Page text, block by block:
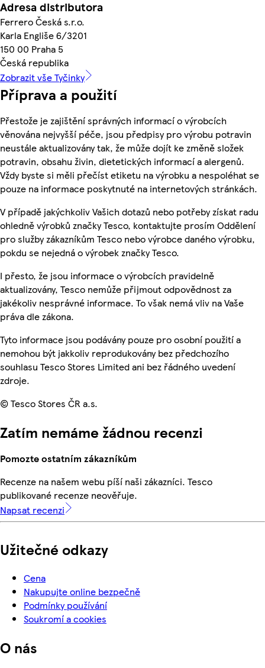
Adresa distributora
Ferrero Česká s.r.o.
Karla Engliše 6/3201
150 00 Praha 5
Česká republika
Zobrazit vše Tyčinky
Příprava a použití
Přestože je zajištění správných informací o výrobcích
věnována nejvyšší péče, jsou předpisy pro výrobu potravin
neustále aktualizovány tak, že může dojít ke změně složek
potravin, obsahu živin, dietetických informací a alergenů.
Vždy byste si měli přečíst etiketu na výrobku a nespoléhat se
pouze na informace poskytnuté na internetových stránkách.
V případě jakýchkoliv Vašich dotazů nebo potřeby získat radu
ohledně výrobků značky Tesco, kontaktujte prosím Oddělení
pro služby zákazníkům Tesco nebo výrobce daného výrobku,
pokdu se nejedná o výrobek značky Tesco.
I přesto, že jsou informace o výrobcích pravidelně
aktualizovány, Tesco nemůže přijmout odpovědnost za
jakékoliv nesprávné informace. To však nemá vliv na Vaše
práva dle zákona.
Tyto informace jsou podávány pouze pro osobní použití a
nemohou být jakkoliv reprodukovány bez předchozího
souhlasu Tesco Stores Limited ani bez řádného uvedení
zdroje.
© Tesco Stores ČR a.s.
Zatím nemáme žádnou recenzi
Pomozte ostatním zákazníkům
Recenze na našem webu píší naši zákazníci. Tesco
publikované recenze neověřuje.
Napsat recenzi
Užitečné odkazy
Cena
Nakupujte online bezpečně
Podmínky používání
Soukromí a cookies
O nás